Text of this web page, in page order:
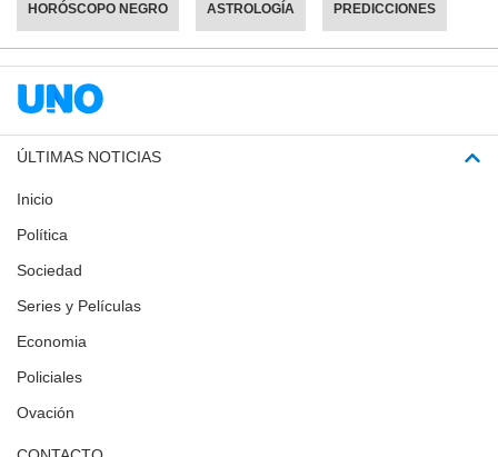
HORÓSCOPO NEGRO ASTROLOGÍA PREDICCIONES
ÚLTIMAS NOTICIAS
Inicio
Política
Sociedad
Series y Películas
Economia
Policiales
Ovación